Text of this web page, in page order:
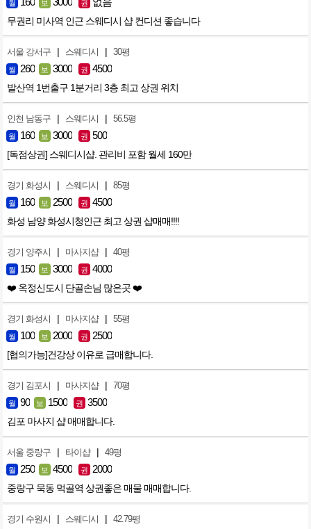
월 보 권
무권리 미사역 인근 스웨디시 샵 컨디션 좋습니다
서울 강서구 | 스웨디시 | 30평
월 260 보 3000 권 4500
발산역 1번출구 1분거리 3층 최고 상권 위치
인천 남동구 | 스웨디시 | 56.5평
월 160 보 3000 권 500
[독점상권] 스웨디시샵. 관리비 포함 월세 160만
경기 화성시 | 스웨디시 | 85평
월 160 보 2500 권 4500
화성 남양 화성시청인근 최고 상권 샵매매!!!!
경기 양주시 | 마사지샵 | 40평
월 150 보 3000 권 4000
❤️ 옥정신도시 단골손님 많은곳 ❤️
경기 화성시 | 마사지샵 | 55평
월 100 보 2000 권 2500
[협의가능]건강상 이유로 급매합니다.
경기 김포시 | 마사지샵 | 70평
월 90 보 1500 권 3500
김포 마사지 샵 매매합니다.
서울 중랑구 | 타이샵 | 49평
월 250 보 4500 권 2000
중랑구 묵동 먹골역 상권좋은 매물 매매합니다.
경기 수원시 | 스웨디시 | 42.79평